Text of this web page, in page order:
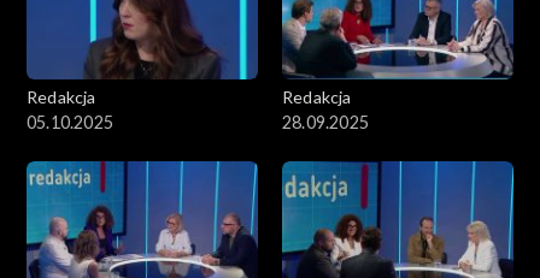
Redakcja
05.10.2025
Redakcja
28.09.2025